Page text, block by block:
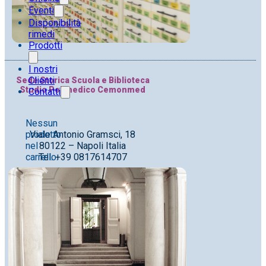
Eventi
Disponibilità
rimedi
Prodotti
I nostri
Clienti
Contatti
Nessun
prodotto
nel
carrello.
Sede Storica Scuola e Biblioteca
Studio Polimedico Cemonmed
Viale Antonio Gramsci, 18
80122 – Napoli Italia
Tel. +39 0817614707